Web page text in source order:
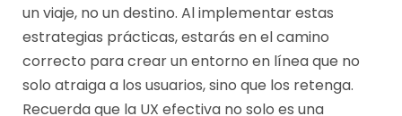
un viaje, no un destino. Al implementar estas
estrategias prácticas, estarás en el camino
correcto para crear un entorno en línea que no
solo atraiga a los usuarios, sino que los retenga.
Recuerda que la UX efectiva no solo es una